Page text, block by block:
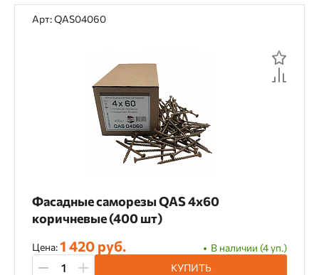
Арт: QAS04060
Фасадные саморезы QAS 4х60
коричневые (400 шт)
Цена:1 420 руб.
В наличии (4 уп.)
КУПИТЬ